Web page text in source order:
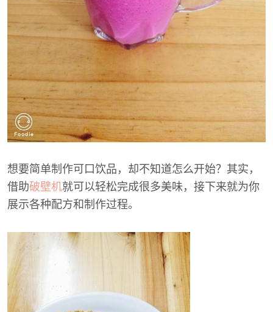
想要简单制作可口饮品，却不知道怎么开始？其实，
借助破壁机就可以轻松完成很多美味，接下来就为你
展示各种配方和制作过程。